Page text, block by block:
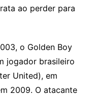
ao perder para
o Golden Boy
jogador brasileiro
United), em
2009. O atacante